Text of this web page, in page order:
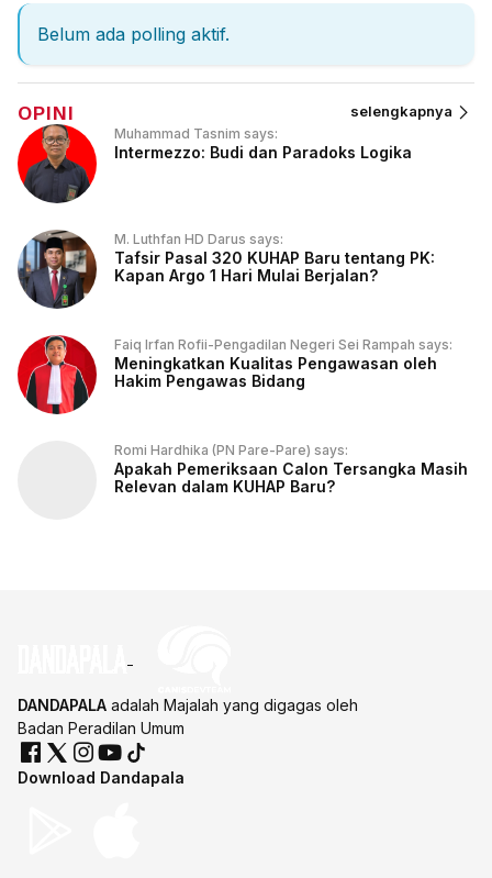
Belum ada polling aktif.
OPINI selengkapnya
Muhammad Tasnim says:
Intermezzo: Budi dan Paradoks Logika
M. Luthfan HD Darus says:
Tafsir Pasal 320 KUHAP Baru tentang PK:
Kapan Argo 1 Hari Mulai Berjalan?
Faiq Irfan Rofii-Pengadilan Negeri Sei Rampah says:
Meningkatkan Kualitas Pengawasan oleh
Hakim Pengawas Bidang
Romi Hardhika (PN Pare-Pare) says:
Apakah Pemeriksaan Calon Tersangka Masih
Relevan dalam KUHAP Baru?
DANDAPALA adalah Majalah yang digagas oleh
Badan Peradilan Umum
Download Dandapala